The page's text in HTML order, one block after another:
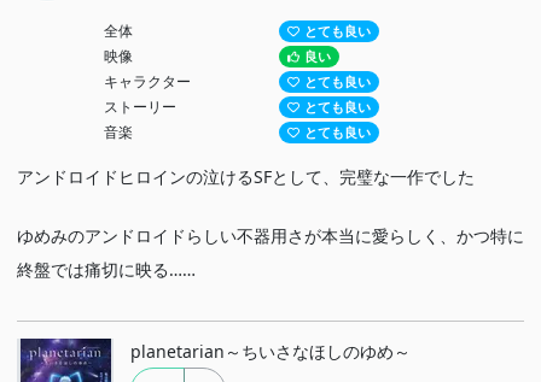
全体 とても良い
映像 良い
キャラクター とても良い
ストーリー とても良い
音楽 とても良い
アンドロイドヒロインの泣けるSFとして、完璧な一作でした
ゆめみのアンドロイドらしい不器用さが本当に愛らしく、かつ特に
終盤では痛切に映る……
planetarian～ちいさなほしのゆめ～